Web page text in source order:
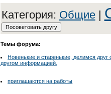
Категория: Общие|
Темы форума:
Новенькие и старенькие, делимся друг
другом информацией.
приглашаются на работы